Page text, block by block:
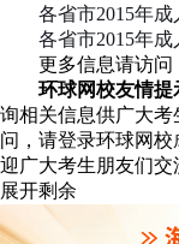
各省市2015年
各省市2015年
更多信息请访问
环球网校友情提
询相关信息供广大考
问，请登录环球网校
迎广大考生朋友们交
展开剩余